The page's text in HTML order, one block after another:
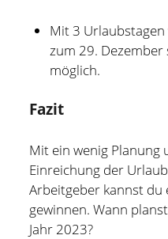
Mit 3
zum 29. Dezember
möglich.
Fazit
Mit ein wenig Planung
Einreichung der
Arbeitgeber kannst du
gewinnen. Wann
Jahr 2023?